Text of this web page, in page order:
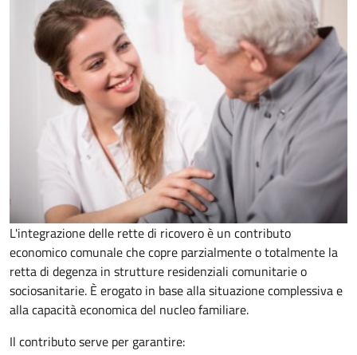
L'integrazione delle rette di ricovero è un contributo
economico comunale che copre parzialmente o totalmente la
retta di degenza in strutture residenziali comunitarie o
sociosanitarie. È erogato in base alla situazione complessiva e
alla capacità economica del nucleo familiare.
Il contributo serve per garantire: